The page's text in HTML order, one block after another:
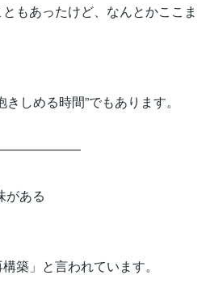
もあったけど、なんとかここま
しめる時間”でもあります。
がある
築」と言われています。